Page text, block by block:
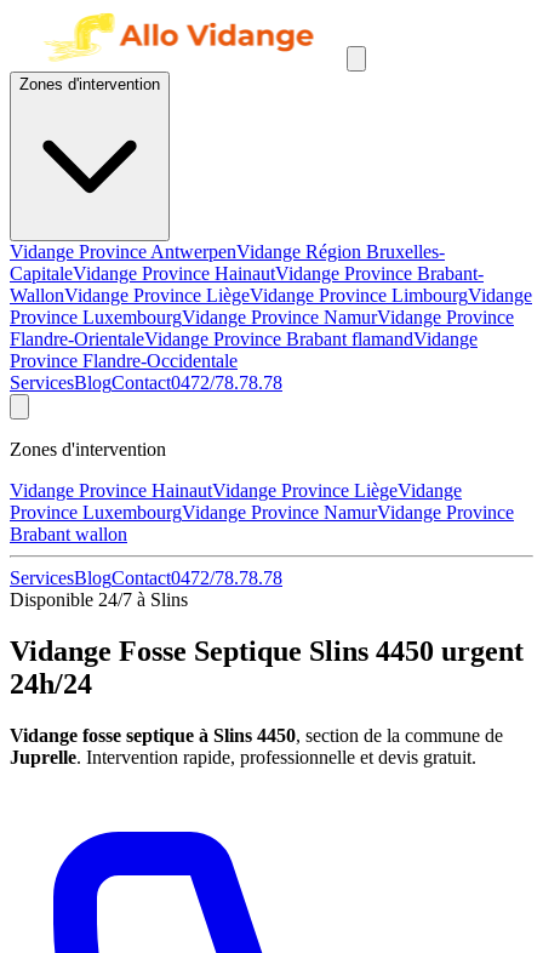
Zones d'intervention
Vidange Province AntwerpenVidange Région Bruxelles-
CapitaleVidange Province HainautVidange Province Brabant-
WallonVidange Province LiègeVidange Province LimbourgVidange
Province LuxembourgVidange Province NamurVidange Province
Flandre-OrientaleVidange Province Brabant flamandVidange
Province Flandre-Occidentale
ServicesBlogContact0472/78.78.78
Zones d'intervention
Vidange Province HainautVidange Province LiègeVidange
Province LuxembourgVidange Province NamurVidange Province
Brabant wallon
ServicesBlogContact0472/78.78.78
Disponible 24/7 à Slins
Vidange Fosse Septique Slins 4450 urgent
24h/24
Vidange fosse septique à Slins 4450, section de la commune de
Juprelle. Intervention rapide, professionnelle et devis gratuit.